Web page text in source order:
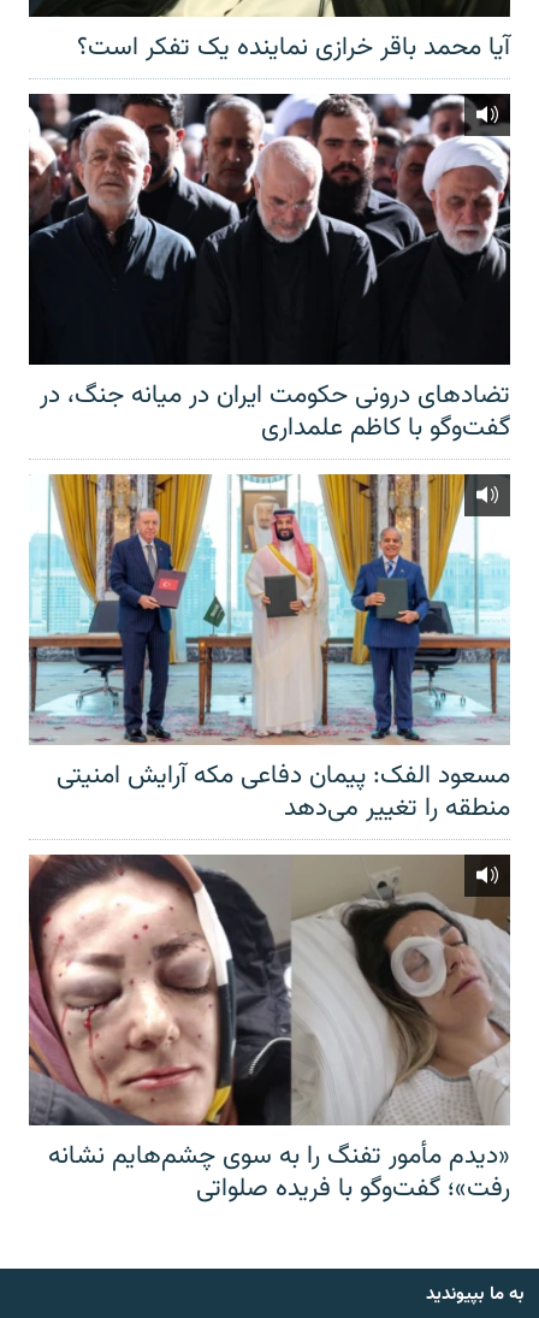
آیا محمد باقر خرازی نماینده یک تفکر است؟
تضادهای درونی حکومت ایران در میانه جنگ، در
گفت‌‌وگو با کاظم علمداری
مسعود الفک: پیمان دفاعی مکه آرایش امنیتی
منطقه را تغییر می‌دهد
«دیدم مأمور تفنگ را به سوی چشم‌هایم نشانه
رفت»؛ گفت‌و‌گو با فریده صلواتی
به ما بپیوندید